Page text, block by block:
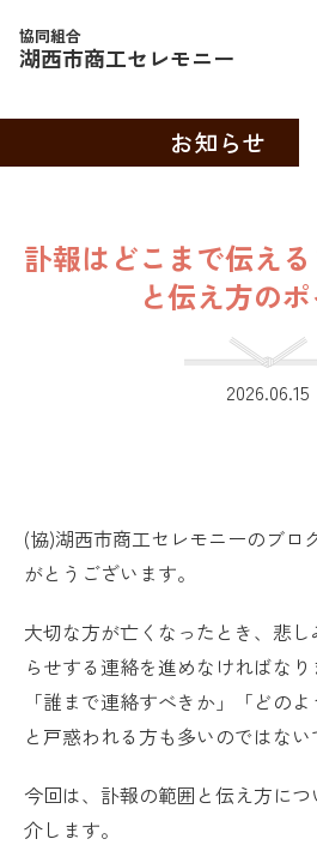
協同組合
湖西市商工セレモニー
お知らせ
訃報はどこまで伝え
と伝え方の
2026.06.15
(協)湖西市商工セレモニーのブロ
がとうございます。
大切な方が亡くなったとき、悲
らせする連絡を進めなければなり
「誰まで連絡すべきか」「どの
と戸惑われる方も多いのではない
今回は、訃報の範囲と伝え方に
介します。